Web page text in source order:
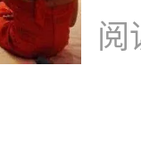
阅